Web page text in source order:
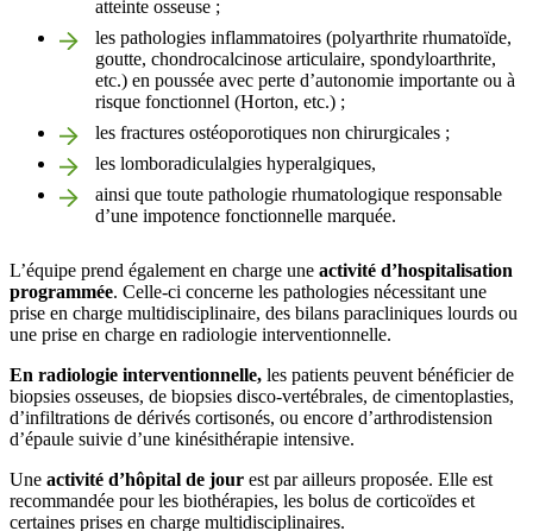
atteinte osseuse ;
les pathologies inflammatoires (polyarthrite rhumatoïde,
goutte, chondrocalcinose articulaire, spondyloarthrite,
etc.) en poussée avec perte d’autonomie importante ou à
risque fonctionnel (Horton, etc.) ;
les fractures ostéoporotiques non chirurgicales ;
les lomboradiculalgies hyperalgiques,
ainsi que toute pathologie rhumatologique responsable
d’une impotence fonctionnelle marquée.
L’équipe prend également en charge une activité d’hospitalisation
programmée. Celle-ci concerne les pathologies nécessitant une
prise en charge multidisciplinaire, des bilans paracliniques lourds ou
une prise en charge en radiologie interventionnelle.
En radiologie interventionnelle, les patients peuvent bénéficier de
biopsies osseuses, de biopsies disco-vertébrales, de cimentoplasties,
d’infiltrations de dérivés cortisonés, ou encore d’arthrodistension
d’épaule suivie d’une kinésithérapie intensive.
Une activité d’hôpital de jour est par ailleurs proposée. Elle est
recommandée pour les biothérapies, les bolus de corticoïdes et
certaines prises en charge multidisciplinaires.